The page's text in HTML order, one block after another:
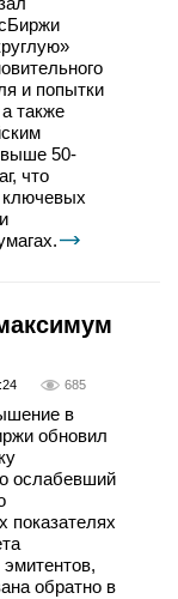
и попытки
также
50-
что
ключевых
685
в
обновил
ослабевший
показателях
обратно в